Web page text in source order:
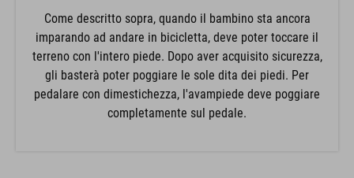
Come descritto sopra, quando il bambino sta ancora
imparando ad andare in bicicletta, deve poter toccare il
terreno con l'intero piede. Dopo aver acquisito sicurezza,
gli basterà poter poggiare le sole dita dei piedi. Per
pedalare con dimestichezza, l'avampiede deve poggiare
completamente sul pedale.